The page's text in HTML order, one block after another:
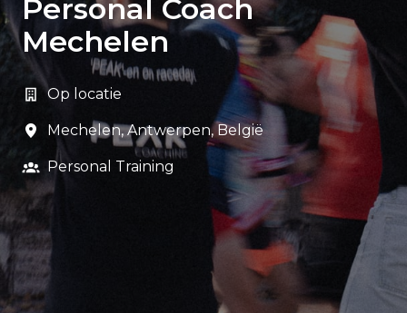
Personal Coach
Mechelen
Op locatie
Mechelen, Antwerpen, België
Personal Training